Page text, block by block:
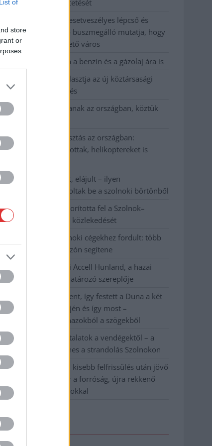
of
store
or
további üzemeltetését
5.0: alig balesetveszélyes lépcső és
állapotban levő buszmegálló mutatja, hogy
mennyire élhető város
újra csökken a benzin és a gázolaj ára is
belül megválasztja az új köztársasági
az Országgyűlés
tüzek pusztítanak az országban, köztük
hőségriasztás az országban:
klímát javítottak, helikoptereket is
zárkában rosszul lett, elájult – ilyen
számoltak be a szolnoki börtönből
fennakadás borította fel a Szolnok–
vasútvonal közlekedését
polgármester a szolnoki cégekhez fordult: több
elbocsátott dolgozón segítene
ment a tószegi Accell Hunland, a hazai
meghatározó szereplője
fent, egyszer lent, így festett a Duna a két
ezelőtti árvíz idején és így most –
ugyanazokból a szögekből
eddig a tapasztalatok a vendégektől – a
miatt ingyenes a strandolás Szolnokon
biztató: a hétvégi kisebb felfrissülés után jövő
megint visszatér a forróság, újra rekkenő
jön, akár 38 fokokkal